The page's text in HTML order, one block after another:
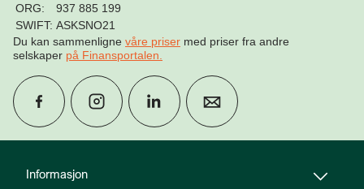
Informasjon
ORG:
937 885 199
SWIFT: ASKSNO21
Du kan sammenligne våre priser med priser fra andre
selskaper på Finansportalen